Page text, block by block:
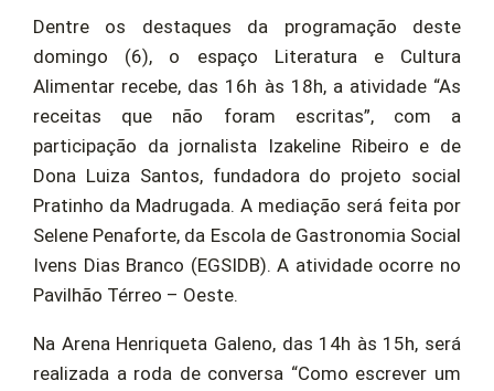
Dentre os destaques da programação deste
domingo (6), o espaço Literatura e Cultura
Alimentar recebe, das 16h às 18h, a atividade “As
receitas que não foram escritas”, com a
participação da jornalista Izakeline Ribeiro e de
Dona Luiza Santos, fundadora do projeto social
Pratinho da Madrugada. A mediação será feita por
Selene Penaforte, da Escola de Gastronomia Social
Ivens Dias Branco (EGSIDB). A atividade ocorre no
Pavilhão Térreo – Oeste.
Na Arena Henriqueta Galeno, das 14h às 15h, será
realizada a roda de conversa “Como escrever um